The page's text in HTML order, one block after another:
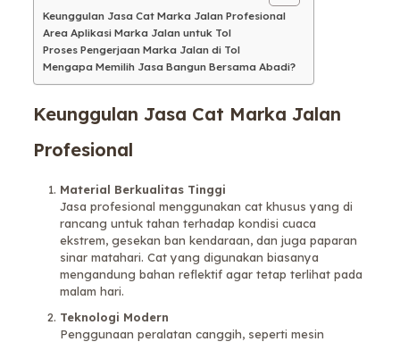
Keunggulan Jasa Cat Marka Jalan Profesional
Area Aplikasi Marka Jalan untuk Tol
Proses Pengerjaan Marka Jalan di Tol
Mengapa Memilih Jasa Bangun Bersama Abadi?
Keunggulan Jasa Cat Marka Jalan
Profesional
Material Berkualitas Tinggi
Jasa profesional menggunakan cat khusus yang di
rancang untuk tahan terhadap kondisi cuaca
ekstrem, gesekan ban kendaraan, dan juga paparan
sinar matahari. Cat yang digunakan biasanya
mengandung bahan reflektif agar tetap terlihat pada
malam hari.
Teknologi Modern
Penggunaan peralatan canggih, seperti mesin